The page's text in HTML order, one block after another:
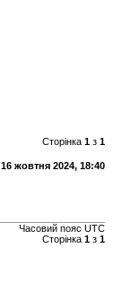
Сторінка 1з 1
16 жовтня 2024, 18:40
Часовий пояс UTC
Сторінка 1з 1